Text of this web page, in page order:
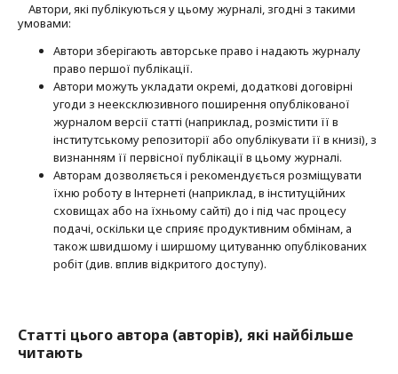
Автори, які публікуються у цьому журналі, згодні з такими
умовами:
Автори зберігають авторське право і надають журналу
право першої публі­кації.
Автори можуть укладати окремі, додат­кові договірні
угоди з неексклюзив­ного поширення опублікованої
журналом версії статті (наприклад, розмістити її в
інститутському репозиторії або опубліку­вати її в книзі), з
визнанням її первісної публікації в цьому журналі.
Авторам дозволяється і рекомендується розміщувати
їхню роботу в Інтернеті (наприклад, в інституційних
сховищах або на їхньому сайті) до і під час процесу
подачі, оскільки це сприяє продуктивним обмінам, а
також швидшому і ширшому цитуванню опубліко­ва­них
робіт (див. вплив відкритого доступу).
Статті цього автора (авторів), які найбільше
читають